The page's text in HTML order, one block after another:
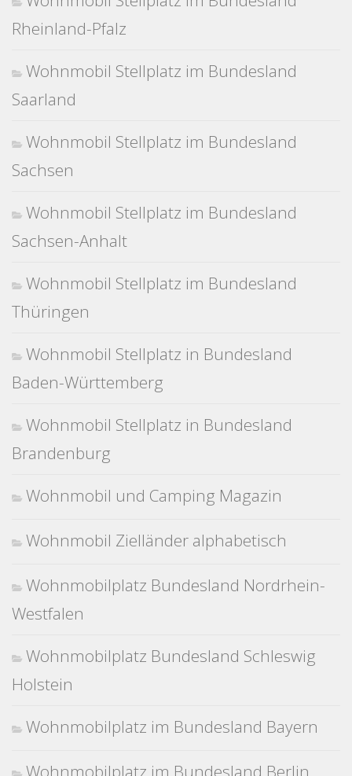
Rheinland-Pfalz
Wohnmobil Stellplatz im Bundesland
Saarland
Wohnmobil Stellplatz im Bundesland
Sachsen
Wohnmobil Stellplatz im Bundesland
Sachsen-Anhalt
Wohnmobil Stellplatz im Bundesland
Thüringen
Wohnmobil Stellplatz in Bundesland
Baden-Württemberg
Wohnmobil Stellplatz in Bundesland
Brandenburg
Wohnmobil und Camping Magazin
Wohnmobil Zielländer alphabetisch
Wohnmobilplatz Bundesland Nordrhein-
Westfalen
Wohnmobilplatz Bundesland Schleswig
Holstein
Wohnmobilplatz im Bundesland Bayern
Wohnmobilplatz im Bundesland Berlin